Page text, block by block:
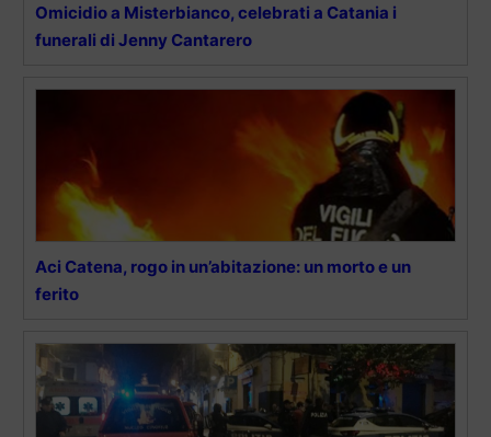
Omicidio a Misterbianco, celebrati a Catania i
funerali di Jenny Cantarero
Aci Catena, rogo in un’abitazione: un morto e un
ferito